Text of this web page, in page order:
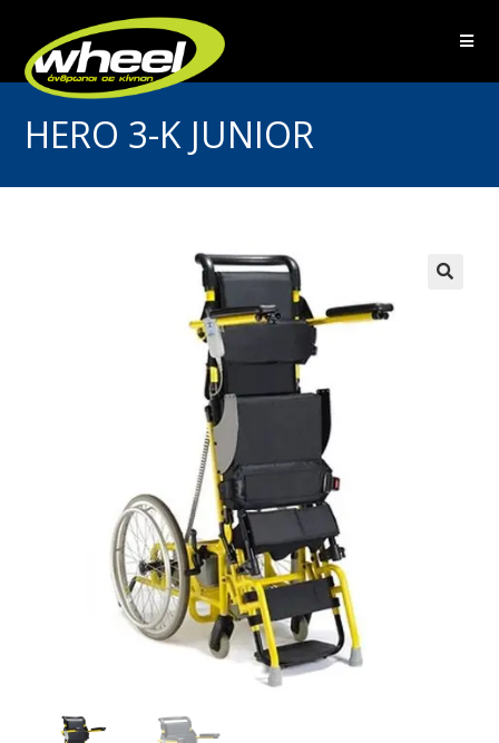
HERO 3-Κ JUNIOR